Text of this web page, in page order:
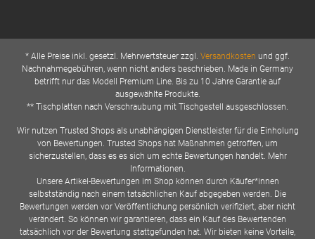
* Alle Preise inkl. gesetzl. Mehrwertsteuer zzgl. Versandkosten und ggf.
Nachnahmegebühren, wenn nicht anders beschrieben. Made in Germany
betrifft nur das Modell Premium Line. Bis zu 10 Jahre Garantie auf
ausgewählte Produkte.
** Tischplatten nach Verschraubung mit Tischgestell ausgeschlossen.
Wir nutzen Trusted Shops als unabhängigen Dienstleister für die Einholung
von Bewertungen. Trusted Shops hat Maßnahmen getroffen, um
sicherzustellen, dass es es sich um echte Bewertungen handelt. Mehr
Informationen.
Unsere Artikel-Bewertungen im Shop können durch Käufer*innen
selbstständig nach einem tatsächlichen Kauf abgegeben werden. Die
Bewertungen werden vor Veröffentlichung persönlich verifiziert, aber nicht
verändert. So können wir garantieren, dass ein Kauf des Bewertenden
tatsächlich vor der Bewertung stattgefunden hat. Wir bieten keine Vorteile,